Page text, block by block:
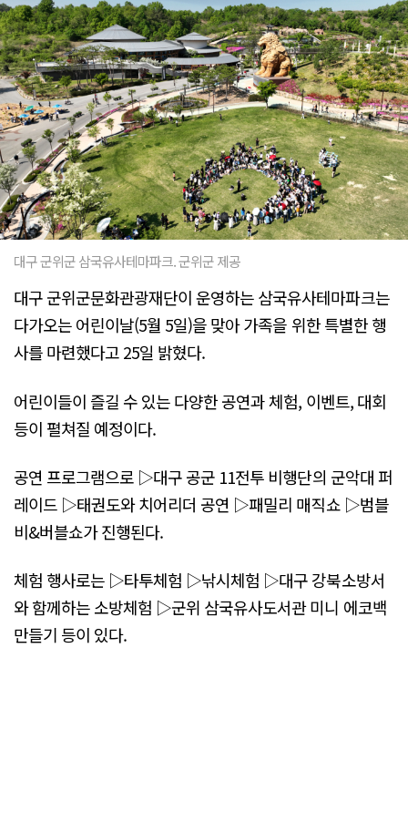
대구 군위군 삼국유사테마파크. 군위군 제공
대구 군위군문화관광재단이 운영하는 삼국유사테마파크는
다가오는 어린이날(5월 5일)을 맞아 가족을 위한 특별한 행
사를 마련했다고 25일 밝혔다.
어린이들이 즐길 수 있는 다양한 공연과 체험, 이벤트, 대회
등이 펼쳐질 예정이다.
공연 프로그램으로 ▷대구 공군 11전투 비행단의 군악대 퍼
레이드 ▷태권도와 치어리더 공연 ▷패밀리 매직쇼 ▷범블
비&버블쇼가 진행된다.
체험 행사로는 ▷타투체험 ▷낚시체험 ▷대구 강북소방서
와 함께하는 소방체험 ▷군위 삼국유사도서관 미니 에코백
만들기 등이 있다.